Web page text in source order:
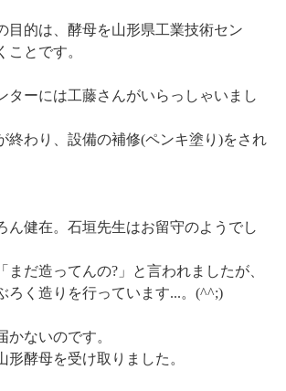
目的は、酵母を山形県工業技術セン
ことです。
ターには工藤さんがいらっしゃいまし
終わり、設備の補修(ペンキ塗り)をされ
ん健在。石垣先生はお留守のようでし
まだ造ってんの?」と言われましたが、
ろく造りを行っています...。(^^;)
かないのです。
形酵母を受け取りました。